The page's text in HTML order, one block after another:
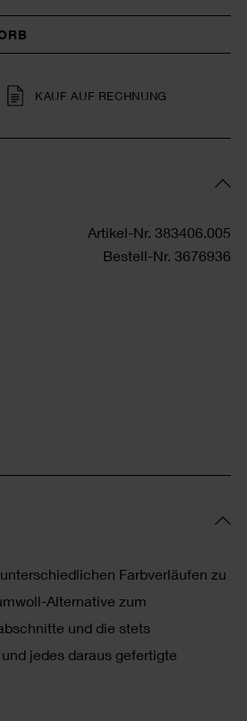
KAUF AUF RECHNUNG
Artikel-Nr. 383406.005
Bestell-Nr. 3676936
Farbverläufen zu
Alternative zum
und die stets
jedes daraus gefertigte